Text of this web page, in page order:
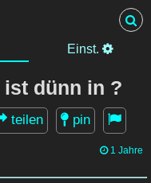
Einst.
dünn in ?
teilen pin
1 Jahre